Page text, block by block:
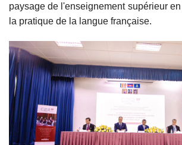
paysage de l'enseignement supérieur
la pratique de la langue française.